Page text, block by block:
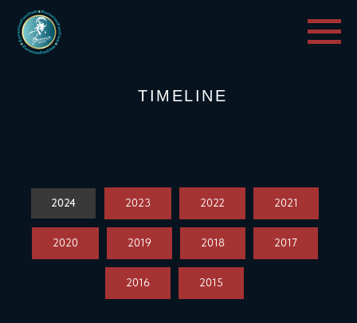
TIMELINE
2024 2023 2022 2021
2020 2019 2018 2017
2016 2015